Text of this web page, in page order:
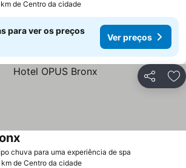
de Centro da cidade
para ver os preços
Ver preços
Partilhar
chuva para uma experiência de spa
de Centro da cidade